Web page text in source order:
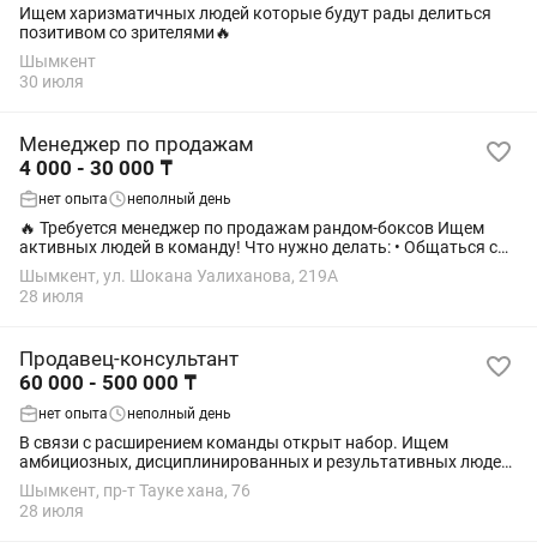
Ищем харизматичных людей которые будут рады делиться
позитивом со зрителями🔥
Шымкент
30 июля
Менеджер по продажам
4 000 - 30 000 ₸
нет опыта неполный день
🔥 Требуется менеджер по продажам рандом-боксов Ищем
активных людей в команду! Что нужно делать: • Общаться с
клиентами. • Консультировать по рандом-боксам. • Помогать
оформлять заказы. Оплата...
Шымкент, ул. Шокана Уалиханова, 219А
28 июля
Продавец-консультант
60 000 - 500 000 ₸
нет опыта неполный день
В связи с расширением команды открыт набор. Ищем
амбициозных, дисциплинированных и результативных людей,
готовых работать на высокий результат. Требования: •
ответственность и инициативность; •...
Шымкент, пр-т Тауке хана, 76
28 июля